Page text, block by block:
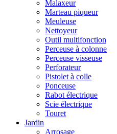
Malaxeur
Marteau piqueur
Meuleuse
Nettoyeur
Outil multifonction
Perceuse à colonne
Perceuse visseuse
Perforateur
Pistolet à colle
Ponceuse
Rabot électrique
Scie électrique
Touret
Jardin
Arrosage